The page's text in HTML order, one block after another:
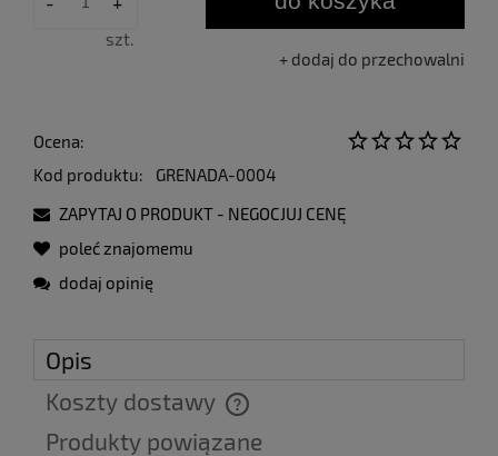
szt.
dodaj do przechowalni
Ocena:
Kod produktu:
GRENADA-0004
ZAPYTAJ O PRODUKT - NEGOCJUJ CENĘ
poleć znajomemu
dodaj opinię
Opis
Koszty dostawy
Cena nie zawiera ewentualnych kosztów płatności
Produkty powiązane